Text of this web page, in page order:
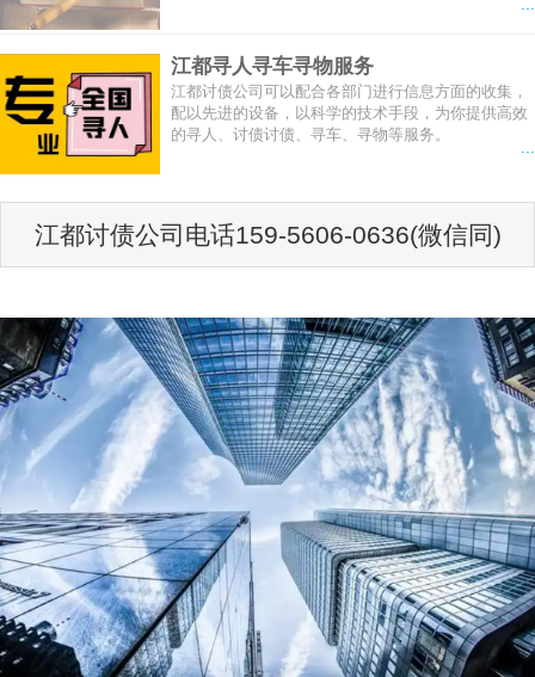
江都寻人寻车寻物服务
江都讨债公司可以配合各部门进行信息方面的收集，
配以先进的设备，以科学的技术手段，为你提供高效
的寻人、讨债讨债、寻车、寻物等服务。
江都讨债公司电话159-5606-0636(微信同)